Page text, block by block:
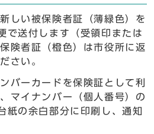
しい被保険者証（薄緑色）を
で送付します（受領印または
険者証（橙色）は市役所に返
さい。
バーカードを保険証として利
マイナンバー（個人番号）の
紙の余白部分に印刷し、通知